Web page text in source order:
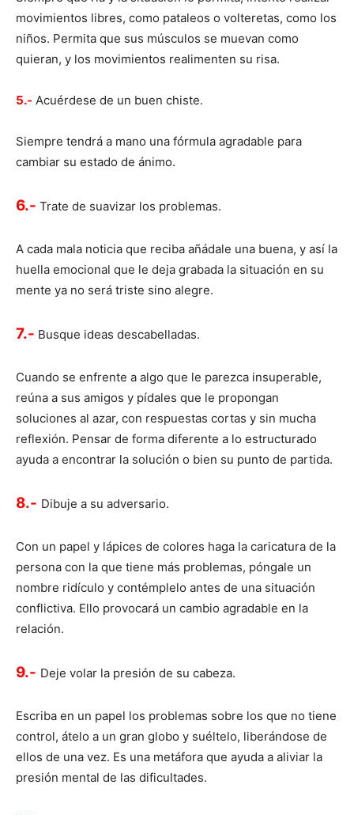
movimientos libres, como pataleos o volteretas, como los
niños. Permita que sus músculos se muevan como
quieran, y los movimientos realimenten su risa.
5.- Acuérdese de un buen chiste.
Siempre tendrá a mano una fórmula agradable para
cambiar su estado de ánimo.
6.- Trate de suavizar los problemas.
A cada mala noticia que reciba añádale una buena, y así la
huella emocional que le deja grabada la situación en su
mente ya no será triste sino alegre.
7.- Busque ideas descabelladas.
Cuando se enfrente a algo que le parezca insuperable,
reúna a sus amigos y pídales que le propongan
soluciones al azar, con respuestas cortas y sin mucha
reflexión. Pensar de forma diferente a lo estructurado
ayuda a encontrar la solución o bien su punto de partida.
8.- Dibuje a su adversario.
Con un papel y lápices de colores haga la caricatura de la
persona con la que tiene más problemas, póngale un
nombre ridículo y contémplelo antes de una situación
conflictiva. Ello provocará un cambio agradable en la
relación.
9.- Deje volar la presión de su cabeza.
Escriba en un papel los problemas sobre los que no tiene
control, átelo a un gran globo y suéltelo, liberándose de
ellos de una vez. Es una metáfora que ayuda a aliviar la
presión mental de las dificultades.